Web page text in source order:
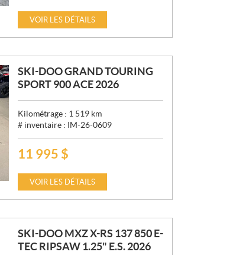
VOIR LES DÉTAILS
SKI-DOO GRAND TOURING
SPORT 900 ACE 2026
Kilométrage : 1 519 km
# inventaire : IM-26-0609
P
X
:
11 995 $
VOIR LES DÉTAILS
SKI-DOO MXZ X-RS 137 850 E-
TEC RIPSAW 1.25" E.S. 2026